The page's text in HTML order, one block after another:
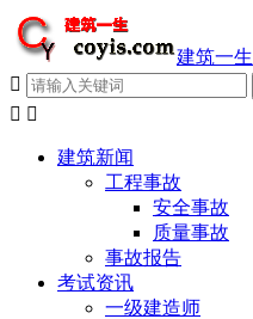
建筑一生

 
建筑新闻
工程事故
安全事故
质量事故
事故报告
考试资讯
一级建造师